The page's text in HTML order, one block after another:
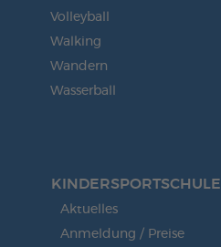
Volleyball
Walking
Wandern
Wasserball
KINDERSPORT­SCHULE
Aktuelles
Anmeldung / Preise